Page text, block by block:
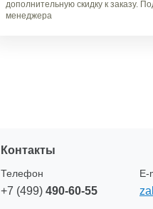
дополнительную скидку к заказу.
менеджера
Контакты
Телефон
+7 (499) 490-60-55
E-